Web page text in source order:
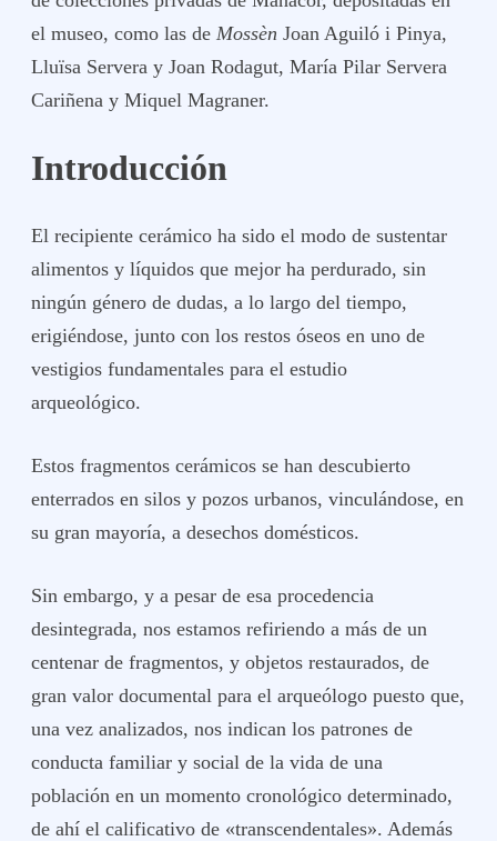
el museo, como las deMossèn Joan Aguiló i Pinya,
Lluïsa Servera y Joan Rodagut, María Pilar Servera
Cariñena y Miquel Magraner.
Introducción
El recipiente cerámico ha sido el modo de sustentar
alimentos y líquidos que mejor ha perdurado, sin
ningún género de dudas, a lo largo del tiempo,
erigiéndose, junto con los restos óseos en uno de
vestigios fundamentales para el estudio
arqueológico.
Estos fragmentos cerámicos se han descubierto
enterrados en silos y pozos urbanos, vinculándose, en
su gran mayoría, a desechos domésticos.
Sin embargo, y a pesar de esa procedencia
desintegrada, nos estamos refiriendo a más de un
centenar de fragmentos, y objetos restaurados, de
gran valor documental para el arqueólogo puesto que,
una vez analizados, nos indican los patrones de
conducta familiar y social de la vida de una
población en un momento cronológico determinado,
de ahí el calificativo de «transcendentales». Además